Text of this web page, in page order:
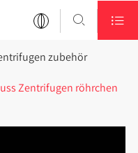
 
zubehör
Zentrifugen röhrchen